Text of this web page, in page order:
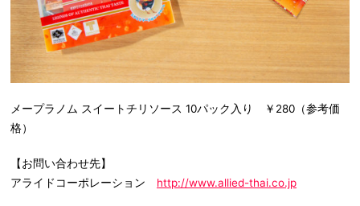
メープラノム スイートチリソース 10パック入り ￥280（参考価
格）
【お問い合わせ先】
アライドコーポレーション http://www.allied-thai.co.jp